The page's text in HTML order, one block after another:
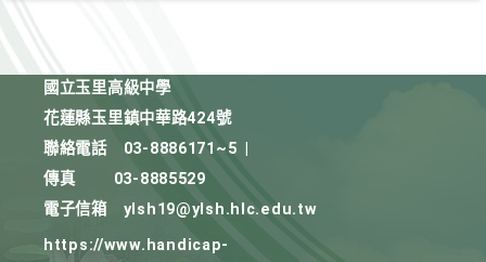
國立玉里高級中學
花蓮縣玉里鎮中華路424號
聯絡電話
03-8886171~5
傳真
03-8885529
電子信箱
ylsh19@ylsh.hlc.edu.tw
https://www.handicap-